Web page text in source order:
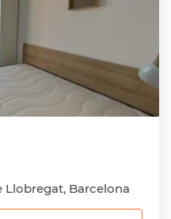
Llobregat, Barcelona